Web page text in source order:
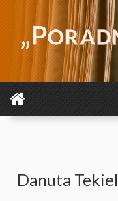
Danuta Tekiel